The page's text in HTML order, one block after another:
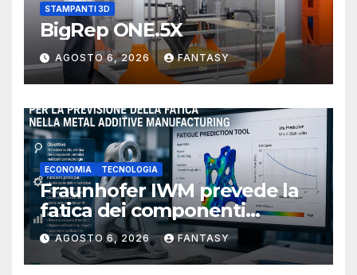
STAMPANTI 3D
BigRep ONE.5X
AGOSTO 6, 2026 FANTASY
ECONOMIA TECNOLOGIA
Fraunhofer IWM prevede la
fatica dei componenti
metallici stampati in 3D
AGOSTO 6, 2026 FANTASY